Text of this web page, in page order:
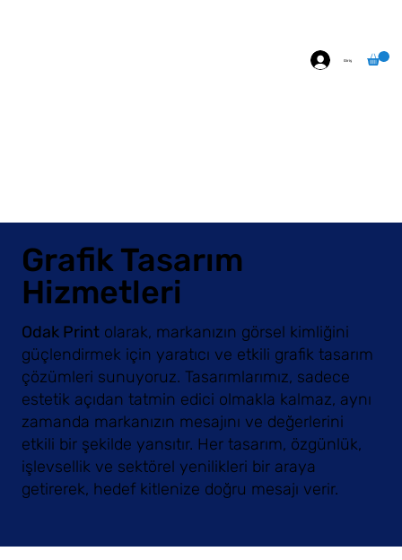
Giriş
Grafik Tasarım
Hizmetleri
Odak Printolarak, markanızın görsel kimliğini
güçlendirmek için yaratıcı ve etkili grafik tasarım
çözümleri sunuyoruz. Tasarımlarımız, sadece
estetik açıdan tatmin edici olmakla kalmaz, aynı
zamanda markanızın mesajını ve değerlerini
etkili bir şekilde yansıtır. Her tasarım, özgünlük,
işlevsellik ve sektörel yenilikleri bir araya
getirerek, hedef kitlenize doğru mesajı verir.